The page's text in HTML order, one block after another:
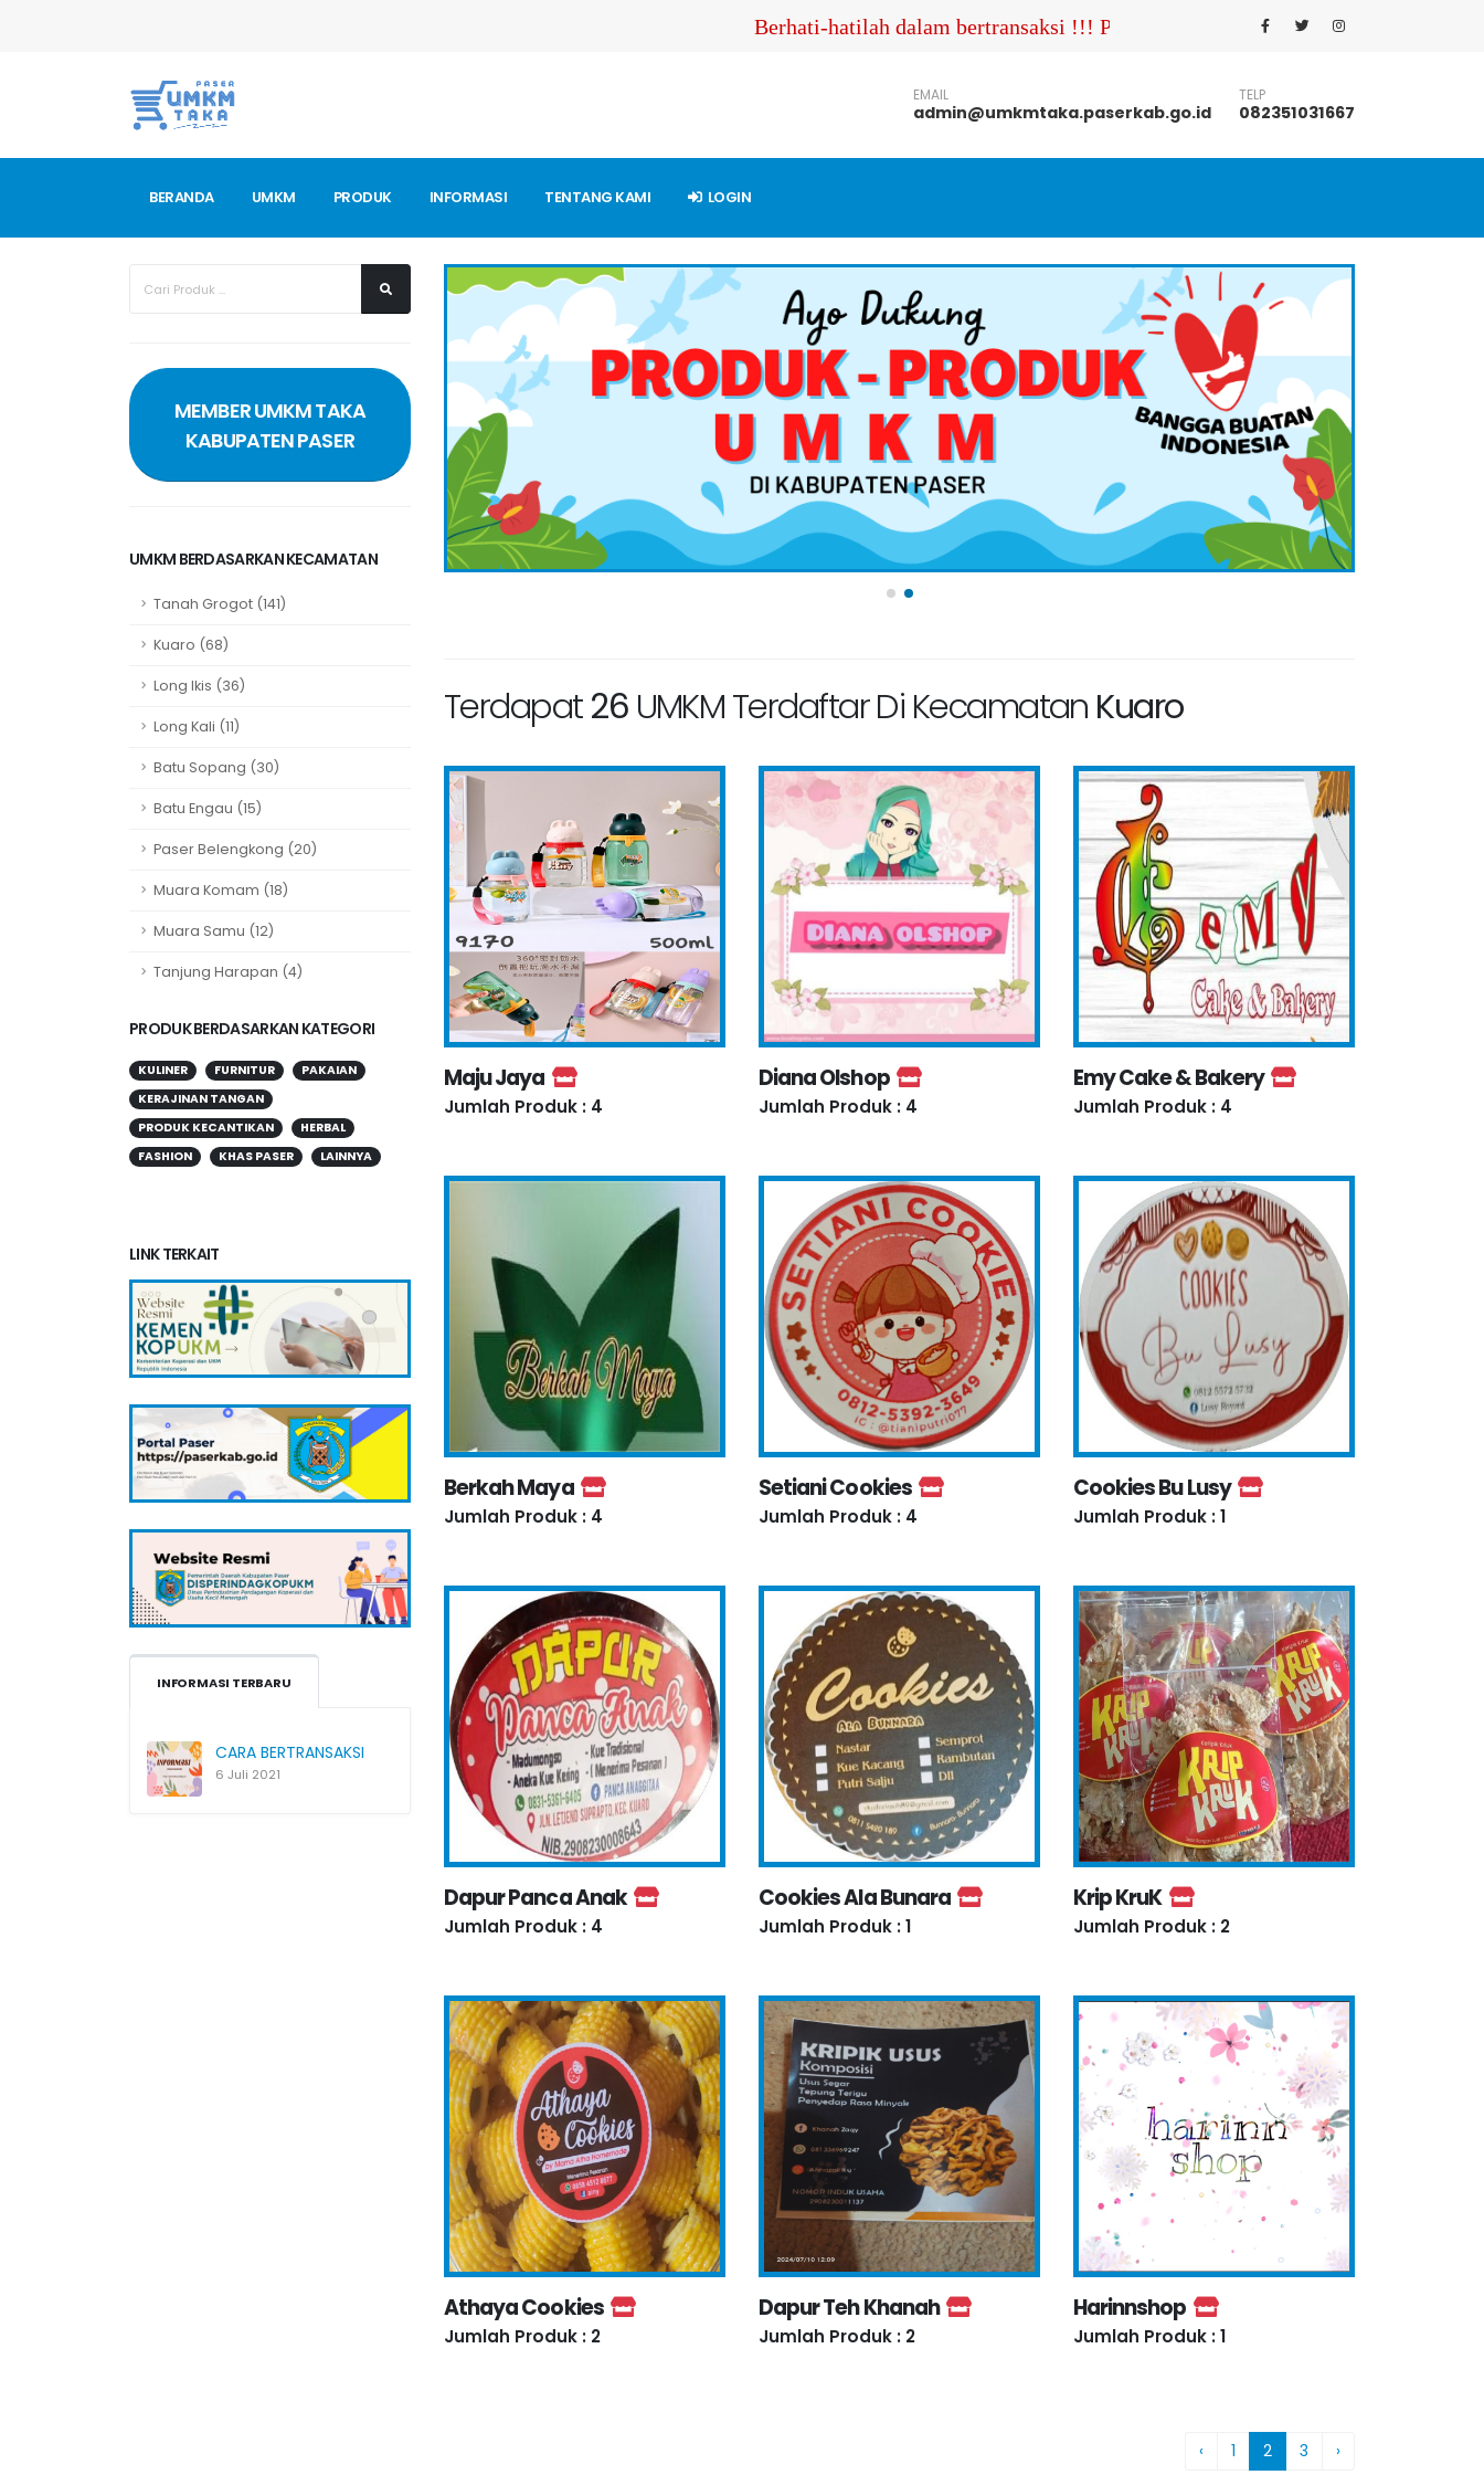
Berhati-hatilah dalam bertransaksi !!! Pastikan Anda menghubungi nomor kontak
EMAIL
admin@umkmtaka.paserkab.go.id
TELP
082351031667
BERANDA UMKM PRODUK INFORMASI TENTANG KAMI LOGIN
MEMBER UMKM TAKA
KABUPATEN PASER
UMKM BERDASARKAN KECAMATAN
Tanah Grogot (141)
Kuaro (68)
Long Ikis (36)
Long Kali (11)
Batu Sopang (30)
Batu Engau (15)
Paser Belengkong (20)
Muara Komam (18)
Muara Samu (12)
Tanjung Harapan (4)
PRODUK BERDASARKAN KATEGORI
KULINER FURNITUR
PAKAIAN
KERAJINAN TANGAN
PRODUK KECANTIKAN
HERBAL
FASHION
KHAS PASER LAINNYA
LINK TERKAIT
INFORMASI TERBARU
CARA BERTRANSAKSI
6 Juli 2021
Terdapat26 UMKM Terdaftar Di Kecamatan Kuaro
Maju Jaya
Jumlah Produk : 4
Diana Olshop
Jumlah Produk : 4
Emy Cake & Bakery
Jumlah Produk : 4
Berkah Maya
Jumlah Produk : 4
Setiani Cookies
Jumlah Produk : 4
Cookies Bu Lusy
Jumlah Produk : 1
Dapur Panca Anak
Jumlah Produk : 4
Cookies Ala Bunara
Jumlah Produk : 1
Krip KruK
Jumlah Produk : 2
Athaya Cookies
Jumlah Produk : 2
Dapur Teh Khanah
Jumlah Produk : 2
Harinnshop
Jumlah Produk : 1
‹ 1 2 3 ›